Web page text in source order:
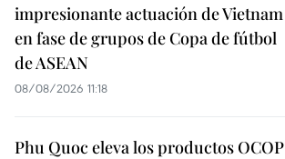
impresionante actuación de Vietnam
en fase de grupos de Copa de fútbol
de ASEAN
08/08/2026 11:18
Phu Quoc eleva los productos OCOP